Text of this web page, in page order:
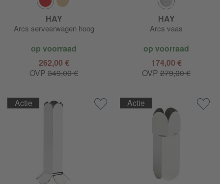
HAY
Arcs serveerwagen hoog
op voorraad
262,00 €
OVP 349,00 €
HAY
Arcs vaas
op voorraad
174,00 €
OVP 279,00 €
Actie Actie